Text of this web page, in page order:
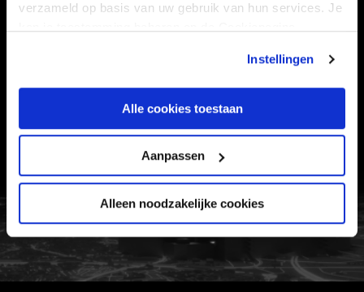
verzameld op basis van uw gebruik van hun services. Je
Instellingen
Alle cookies toestaan
Aanpassen
Alleen noodzakelijke cookies
Informatie
WERKEN BIJ
FC Utrecht<br>vanuit<br>het